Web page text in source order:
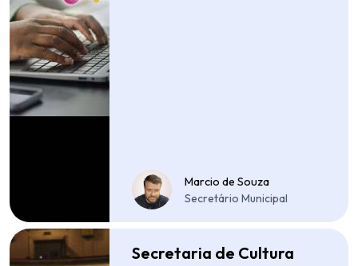
Marcio de Souza
Secretário Municipal
Secretaria de Cultura